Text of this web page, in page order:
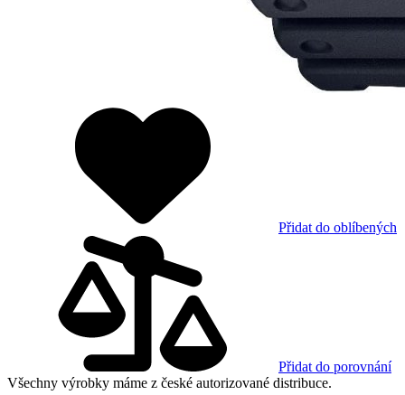
Přidat do oblíbených
Přidat do porovnání
Všechny výrobky máme z české autorizované distribuce.